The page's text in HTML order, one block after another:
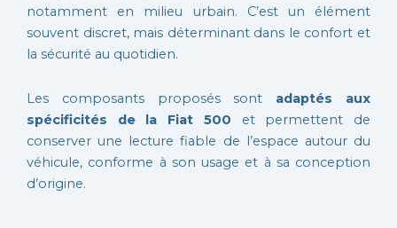
notamment en milieu urbain. C’est un élément
souvent discret, mais déterminant dans le confort et
la sécurité au quotidien.
Les composants proposés sont adaptés aux
spécificités de la Fiat 500 et permettent de
conserver une lecture fiable de l’espace autour du
véhicule, conforme à son usage et à sa conception
d’origine.